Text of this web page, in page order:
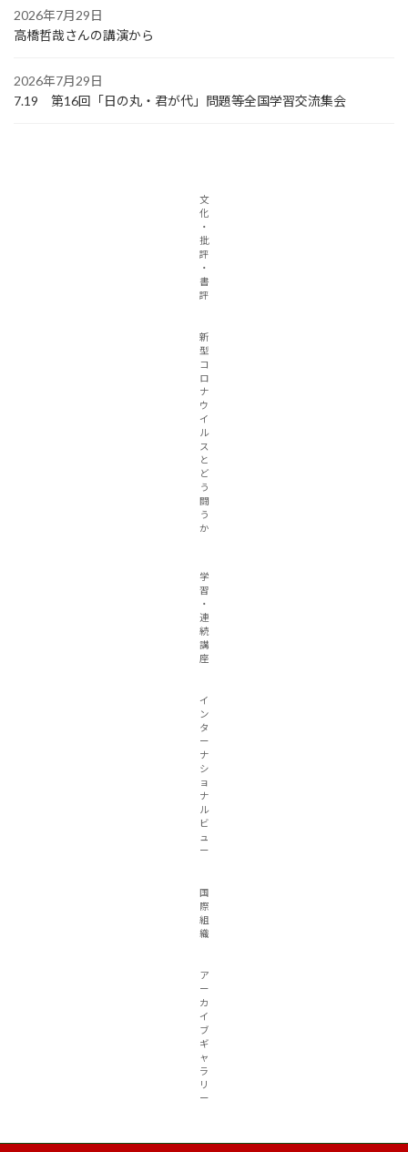
2026年7月29日
高橋哲哉さんの講演から
2026年7月29日
7.19 第16回「日の丸・君が代」問題等全国学習交流集会
文
化
・
批
評
・
書
評
新
型
コ
ロ
ナ
ウ
イ
ル
ス
と
ど
う
闘
う
か
学
習
・
連
続
講
座
イ
ン
タ
ー
ナ
シ
ョ
ナ
ル
ビ
ュ
ー
国
際
組
織
ア
ー
カ
イ
ブ
ギ
ャ
ラ
リ
ー